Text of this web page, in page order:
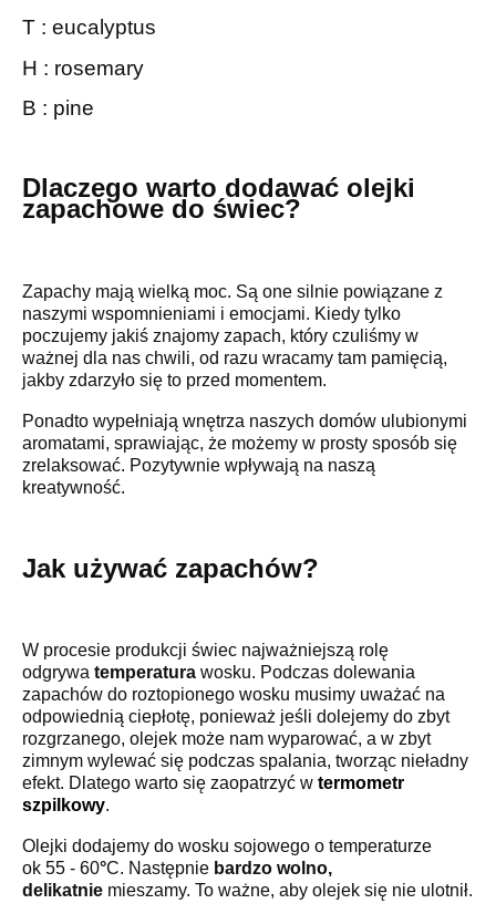
T : eucalyptus
H : rosemary
B : pine
Dlaczego warto dodawać olejki
zapachowe do świec?
Zapachy mają wielką moc. Są one silnie powiązane z
naszymi wspomnieniami i emocjami. Kiedy tylko
poczujemy jakiś znajomy zapach, który czuliśmy w
ważnej dla nas chwili, od razu wracamy tam pamięcią,
jakby zdarzyło się to przed momentem.
Ponadto wypełniają wnętrza naszych domów ulubionymi
aromatami, sprawiając, że możemy w prosty sposób się
zrelaksować. Pozytywnie wpływają na naszą
kreatywność.
Jak używać zapachów?
W procesie produkcji świec najważniejszą rolę
odgrywa temperatura wosku. Podczas dolewania
zapachów do roztopionego wosku musimy uważać na
odpowiednią ciepłotę, ponieważ jeśli dolejemy do zbyt
rozgrzanego, olejek może nam wyparować, a w zbyt
zimnym wylewać się podczas spalania, tworząc nieładny
efekt. Dlatego warto się zaopatrzyć w termometr
szpilkowy.
Olejki dodajemy do wosku sojowego o temperaturze
ok 55 - 60°C. Następnie bardzo wolno,
delikatnie mieszamy. To ważne, aby olejek się nie ulotnił.